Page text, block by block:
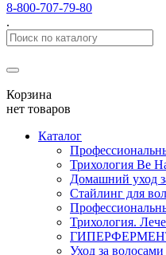
8-800-707-79-80
.
Корзина
нет товаров
Каталог
Трихология Be
Домашний уход
Стайлинг для
Трихология.
Уход за